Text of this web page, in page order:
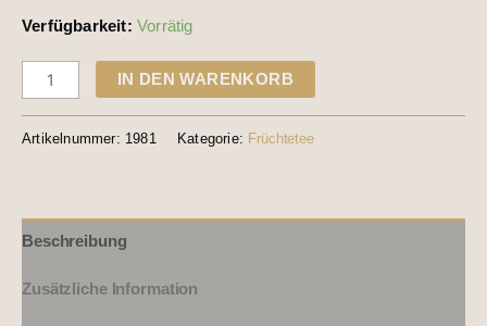
Verfügbarkeit: Vorrätig
IN DEN WARENKORB
Artikelnummer: 1981 Kategorie: Früchtetee
Beschreibung
Zusätzliche Information